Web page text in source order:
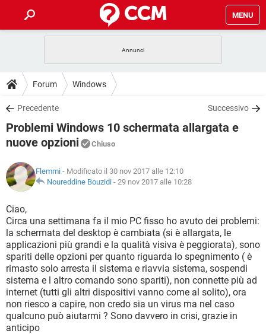
MENU
INTRATTENIMENTO
iOS
INSTAGRAM WHATSAPP
TIKTOK
HARDWARE
GUIDE
COVID-19
iOS
TIKTOK FACEBOOK
DOWNLOAD
COVID-19 GAMING
INTRATTENIMENTO
iOS WINDOWS 10
INSTAGRAM
TIKTOK
HARDWARE
INTRATTENIMENTO ANDROID
INSTAGRAM WHATSAPP
TIKTOK FACEBOOK
HARDWARE
GLOSSARIO
COVID-19
INTRATTENIMENTO
iOS WINDOWS 10
INSTAGRAM WHATSAPP
TIKTOK FACEBOOK
HARDWARE
Forum Windows
Precedente Successivo
Problemi Windows 10 schermata allargata e
nuove opzioni
Chiuso
Flemmi - Modificato il 30 nov 2017 alle 12:10
Noureddine Bouzidi - 29 nov 2017 alle 10:28
Ciao,
Circa una settimana fa il mio PC fisso ho avuto dei problemi:
la schermata del desktop è cambiata (si è allargata, le
applicazioni più grandi e la qualità visiva è peggiorata), sono
spariti delle opzioni per quanto riguarda lo spegnimento ( è
rimasto solo arresta il sistema e riavvia sistema, sospendi
sistema e l altro comando sono spariti), non connette più ad
internet (tutti gli altri dispositivi vanno come al solito), ora
non riesco a capire, non credo sia un virus ma nel caso
qualcuno può aiutarmi ? Sono davvero in crisi, grazie in
anticipo